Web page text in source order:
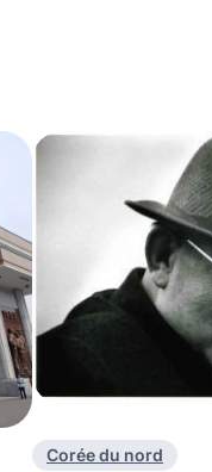
Corée du nord